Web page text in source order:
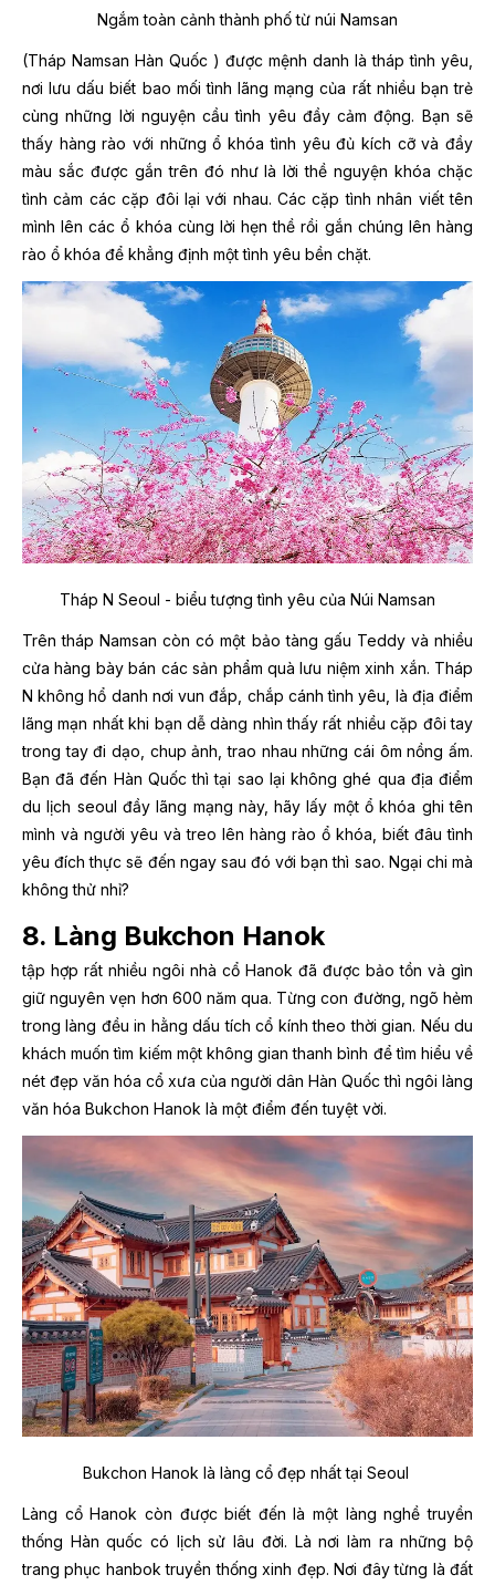
Ngắm toàn cảnh thành phố từ núi Namsan
(Tháp Namsan Hàn Quốc ) được mệnh danh là tháp tình yêu,
nơi lưu dấu biết bao mối tình lãng mạng của rất nhiều bạn trẻ
cùng những lời nguyện cầu tình yêu đầy cảm động. Bạn sẽ
thấy hàng rào với những ổ khóa tình yêu đủ kích cỡ và đầy
màu sắc được gắn trên đó như là lời thề nguyện khóa chặc
tình cảm các cặp đôi lại với nhau. Các cặp tình nhân viết tên
mình lên các ổ khóa cùng lời hẹn thề rồi gắn chúng lên hàng
rào ổ khóa để khẳng định một tình yêu bền chặt.
Tháp N Seoul - biểu tượng tình yêu của Núi Namsan
Trên tháp Namsan còn có một bảo tàng gấu Teddy và nhiều
cửa hàng bày bán các sản phẩm quà lưu niệm xinh xắn. Tháp
N không hổ danh nơi vun đắp, chắp cánh tình yêu, là địa điểm
lãng mạn nhất khi bạn dễ dàng nhìn thấy rất nhiều cặp đôi tay
trong tay đi dạo, chup ảnh, trao nhau những cái ôm nồng ấm.
Bạn đã đến Hàn Quốc thì tại sao lại không ghé qua địa điểm
du lịch seoul đầy lãng mạng này, hãy lấy một ổ khóa ghi tên
mình và người yêu và treo lên hàng rào ổ khóa, biết đâu tình
yêu đích thực sẽ đến ngay sau đó với bạn thì sao. Ngại chi mà
không thử nhỉ?
8. Làng Bukchon Hanok
tập hợp rất nhiều ngôi nhà cổ Hanok đã được bảo tồn và gìn
giữ nguyên vẹn hơn 600 năm qua. Từng con đường, ngõ hẻm
trong làng đều in hằng dấu tích cổ kính theo thời gian. Nếu du
khách muốn tìm kiếm một không gian thanh bình để tìm hiểu về
nét đẹp văn hóa cổ xưa của người dân Hàn Quốc thì ngôi làng
văn hóa Bukchon Hanok là một điểm đến tuyệt vời.
Bukchon Hanok là làng cổ đẹp nhất tại Seoul
Làng cổ Hanok còn được biết đến là một làng nghề truyền
thống Hàn quốc có lịch sử lâu đời. Là nơi làm ra những bộ
trang phục hanbok truyền thống xinh đẹp. Nơi đây từng là đất